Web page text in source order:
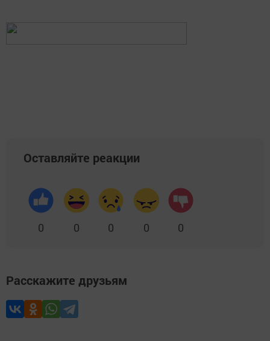
Оставляйте реакции
0 0 0 0 0
Расскажите друзьям